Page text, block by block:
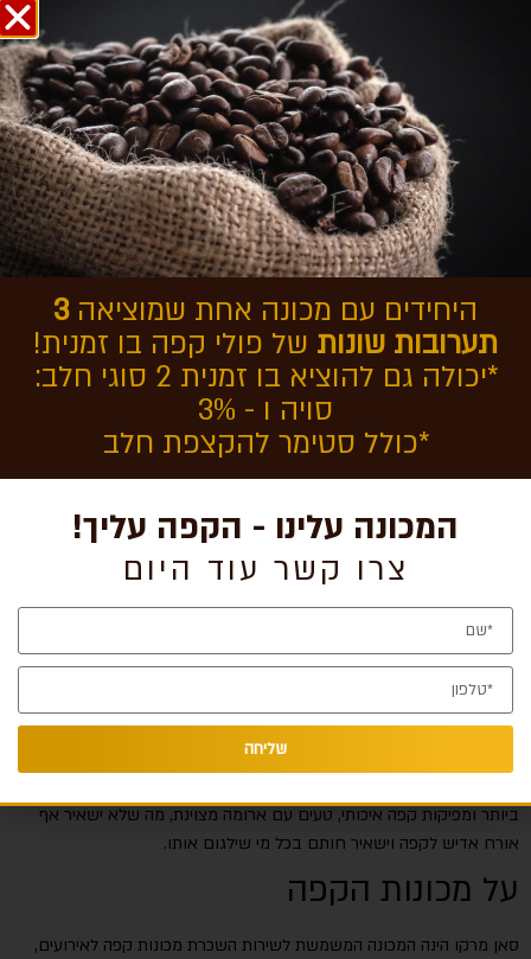
בחזרה לכתבות
מכונות קפה לאירועים
השכרת מכונות קפה לאירועים
האוכל שיוגש או הבופה שיהיה באירוע שלכם ועכשיו צריך לדאוג לקינוח
שילווה בקפה איכותי, או שאם האירוע שלכם חלבי הקפה יהיה כחלק
משירות המשקאות באירוע שלכם. בונה קפה – הינה חברה מובילה בתחום
מכונות הקפה, בין השירותים שהחברה מעניקה נמנה גם שירות השכרת
ביותר ומפיקות קפה איכותי, טעים עם ארומה מצוינת, מה שלא ישאיר אף
אורח אדיש לקפה וישאיר חותם בכל מי שילגום אותו.
על מכונות הקפה
סאן מרקו הינה המכונה המשמשת לשירות השכרת מכונות קפה לאירועים,
היחידים עם מכונה אחת שמוציאה3
תערובות שונות של פולי קפה בו זמנית!
*יכולה גם להוציא בו זמנית 2 סוגי חלב:
סויה ו - 3%
*כולל סטימר להקצפת חלב
המכונה עלינו - הקפה עליך!
צרו קשר עוד היום
שליחה